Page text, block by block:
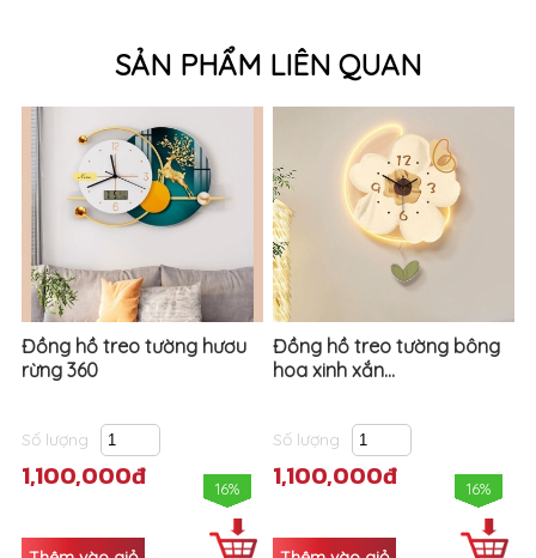
SẢN PHẨM LIÊN QUAN
Đồng hồ treo tường hươu
rừng 360
Số lượng
1,100,000đ 16%
Đồng hồ treo tường bông
hoa xinh xắn...
Số lượng
1,100,000đ 16%